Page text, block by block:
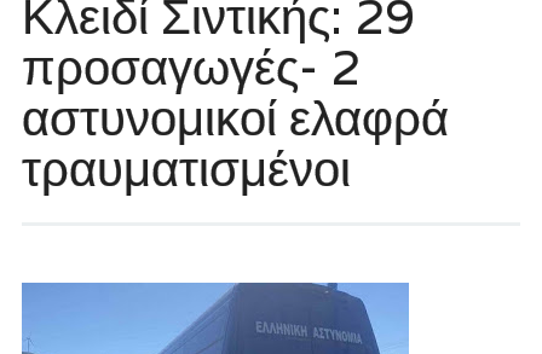
Κλειδί Σιντικής: 29
προσαγωγές- 2
αστυνομικοί ελαφρά
τραυματισμένοι